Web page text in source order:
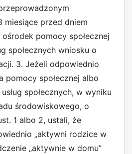
miesiące przed dniem
pomocy społecznej
społecznych wniosku o
3. Jeżeli odpowiednio
pomocy społecznej albo
społecznych, w wyniku
środowiskowego, o
1 albo 2, ustali, że
„aktywni rodzice w
„aktywnie w domu”